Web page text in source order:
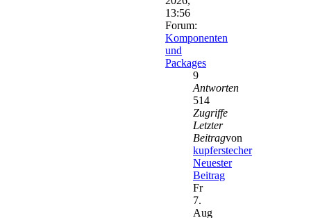
13:56
Forum:
Komponenten
und
Packages
9
Antworten
514
Zugriffe
Letzter
Beitragvon
kupferstecher
Neuester
Beitrag
Fr
7.
Aug